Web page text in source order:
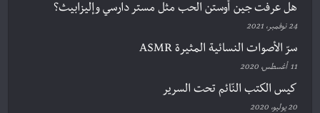
هل عرفت جين أوستن الحب مثل مستر دارسي وإليزابيث؟
24 نوفمبر، 2021
سرّ الأصوات النسائية المثيرة ASMR
11 أغسطس، 2020
كيس الكتب النّائم تحت السرير
20 يوليو، 2020